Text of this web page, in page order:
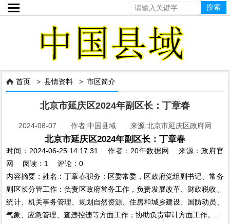

 首页 >县情资料 >市区简介
北京市延庆区2024年副区长：丁章春
2024-08-07 作者:中国县域 来源:北京市延庆区政府网
北京市延庆区2024年副区长：丁章春
时间：2024-06-25 14:17:31 作者：20年数据网 来源：政府官
网 阅读：1 评论：0
内容摘要：姓名：丁章春职务：区委常委，区政府党组副书记、常务
副区长分管工作：负责区政府常务工作，负责发展改革、财政税收、
统计、机关事务管理、规划自然资源、住房和城乡建设、国防动员、
气象、应急管理、查违控违等方面工作；协助负责审计方面工作。...